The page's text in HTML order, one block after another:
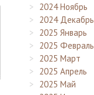
2024 Ноябрь
2024 Декабрь
2025 Январь
2025 Февраль
2025 Март
2025 Апрель
2025 Май